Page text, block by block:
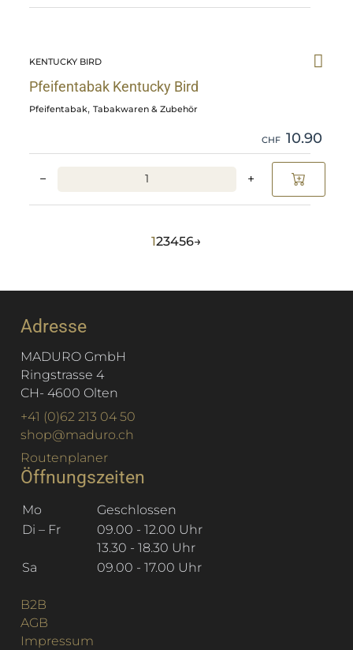
Kentucky
Bird
details
KENTUCKY BIRD
Pfeifentabak Kentucky Bird
Pfeifentabak, Tabakwaren & Zubehör
CHF 10.90
− +
123456→
Adresse
MADURO GmbH
Ringstrasse 4
CH- 4600 Olten
+41 (0)62 213 04 50
shop@maduro.ch
Routenplaner
Öffnungszeiten
Mo
Geschlossen
Di – Fr
09.00 - 12.00 Uhr
13.30 - 18.30 Uhr
Sa
09.00 - 17.00 Uhr
B2B
AGB
Impressum